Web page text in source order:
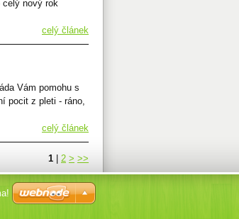
celý nový rok
celý článek
Vám pomohu s
pocit z pleti - ráno,
celý článek
1 2 > >>